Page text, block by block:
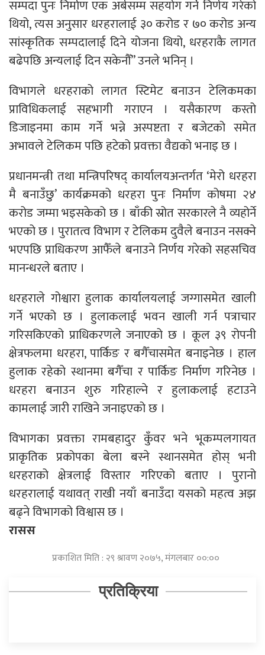
सम्पदा पुनः निर्माण एक अर्बसम्म सहयोग गर्ने निर्णय गरेको
थियो, त्यस अनुसार धरहरालाई ३० करोड र ७० करोड अन्य
सांस्कृतिक सम्पदालाई दिने योजना थियो, धरहराकै लागत
बढेपछि अन्यलाई दिन सकेनौँ” उनले भनिन् ।
विभागले धरहराको लागत स्टिमेट बनाउन टेलिकमका
प्राविधिकलाई सहभागी गराएन । यसैकारण कस्तो
डिजाइनमा काम गर्ने भन्ने अस्पष्टता र बजेटको समेत
अभावले टेलिकम पछि हटेको प्रवक्ता वैद्यको भनाइ छ ।
प्रधानमन्त्री तथा मन्त्रिपरिषद् कार्यालयअन्तर्गत ‘मेरो धरहरा
मै बनाउँछु’ कार्यक्रमको धरहरा पुनः निर्माण कोषमा २४
करोड जम्मा भइसकेको छ । बाँकी स्रोत सरकारले नै व्यहोर्ने
भएको छ । पुरातत्व विभाग र टेलिकम दुवैले बनाउन नसक्ने
भएपछि प्राधिकरण आफैँले बनाउने निर्णय गरेको सहसचिव
मानन्धरले बताए ।
धरहराले गोश्वारा हुलाक कार्यालयलाई जग्गासमेत खाली
गर्ने भएको छ । हुलाकलाई भवन खाली गर्न पत्राचार
गरिसकिएको प्राधिकरणले जनाएको छ । कूल ३९ रोपनी
क्षेत्रफलमा धरहरा, पार्किङ र बगैँचासमेत बनाइनेछ । हाल
हुलाक रहेको स्थानमा बगैँचा र पार्किङ निर्माण गरिनेछ ।
धरहरा बनाउन शुरु गरिहाल्ने र हुलाकलाई हटाउने
कामलाई जारी राखिने जनाइएको छ ।
विभागका प्रवक्ता रामबहादुर कुँवर भने भूकम्पलगायत
प्राकृतिक प्रकोपका बेला बस्ने स्थानसमेत होस् भनी
धरहराको क्षेत्रलाई विस्तार गरिएको बताए । पुरानो
धरहरालाई यथावत् राखी नयाँ बनाउँदा यसको महत्व अझ
बढ्ने विभागको विश्वास छ ।
रासस
प्रकाशित मिति : २९ श्रावण २०७५, मंगलबार ००:००
प्रतिक्रिया